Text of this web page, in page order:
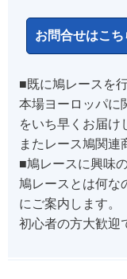
お問合せはこち
■既に鳩レースを
本場ヨーロッパに
をいち早くお届け
またレース鳩関連
■鳩レースに興味
鳩レースとは何な
にご案内します。
初心者の方大歓迎